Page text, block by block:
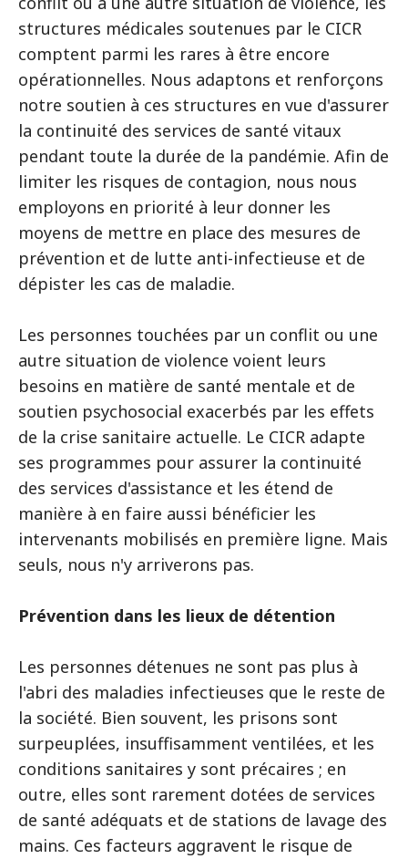
structures médicales soutenues par le CICR
comptent parmi les rares à être encore
opérationnelles. Nous adaptons et renforçons
notre soutien à ces structures en vue d'assurer
la continuité des services de santé vitaux
pendant toute la durée de la pandémie. Afin de
limiter les risques de contagion, nous nous
employons en priorité à leur donner les
moyens de mettre en place des mesures de
prévention et de lutte anti-infectieuse et de
dépister les cas de maladie.
Les personnes touchées par un conflit ou une
autre situation de violence voient leurs
besoins en matière de santé mentale et de
soutien psychosocial exacerbés par les effets
de la crise sanitaire actuelle. Le CICR adapte
ses programmes pour assurer la continuité
des services d'assistance et les étend de
manière à en faire aussi bénéficier les
intervenants mobilisés en première ligne. Mais
seuls, nous n'y arriverons pas.
Prévention dans les lieux de détention
Les personnes détenues ne sont pas plus à
l'abri des maladies infectieuses que le reste de
la société. Bien souvent, les prisons sont
surpeuplées, insuffisamment ventilées, et les
conditions sanitaires y sont précaires ; en
outre, elles sont rarement dotées de services
de santé adéquats et de stations de lavage des
mains. Ces facteurs aggravent le risque de